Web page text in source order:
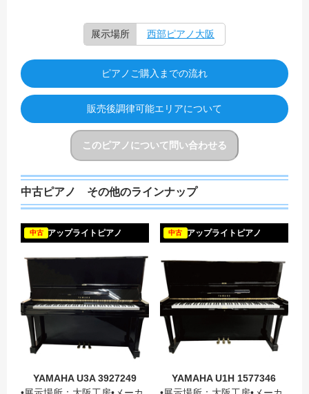
展示場所 西部ピアノ大阪
ピアノご購入までの流れ
販売後調律可能エリアについて
このピアノについて問い合わせる
中古ピアノ その他のラインナップ
アップライトピアノ
中古
YAMAHA U3A 3927249
アップライトピアノ
中古
YAMAHA U1H 1577346